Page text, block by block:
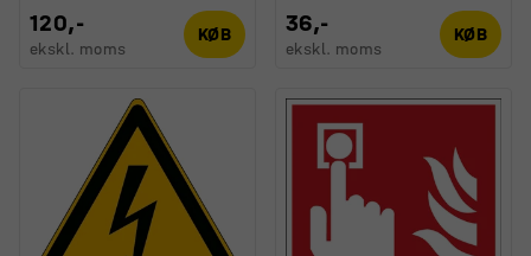
120,-
ekskl. moms
KØB 36,-
ekskl. moms
KØB